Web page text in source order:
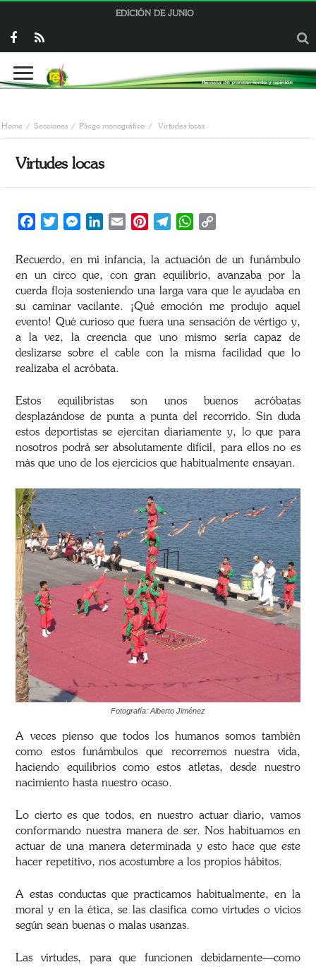
EDICIÓN DE JUNIO
Home Secciones Pliego monográfico Virtudes locas
Virtudes locas
FacebookTwitterMessengerLinkedIn
Email PinterestTelegramWhatsApp
Recuerdo, en mi infancia, la actuación de un funámbulo
en un circo que, con gran equilibrio, avanzaba por la
cuerda floja sosteniendo una larga vara que le ayudaba en
su caminar vacilante. ¡Qué emoción me produjo aquel
evento! Qué curioso que fuera una sensación de vértigo y,
a la vez, la creencia que uno mismo sería capaz de
deslizarse sobre el cable con la misma facilidad que lo
realizaba el acróbata.
Estos equilibristas son unos buenos acróbatas
desplazándose de punta a punta del recorrido. Sin duda
estos deportistas se ejercitan diariamente y, lo que para
nosotros podrá ser absolutamente difícil, para ellos no es
más que uno de los ejercicios que habitualmente ensayan.
Fotografía: Alberto Jiménez
A veces pienso que todos los humanos somos también
como estos funámbulos que recorremos nuestra vida,
haciendo equilibrios como estos atletas, desde nuestro
nacimiento hasta nuestro ocaso.
Lo cierto es que todos, en nuestro actuar diario, vamos
conformando nuestra manera de ser. Nos habituamos en
actuar de una manera determinada y esto hace que este
hacer repetitivo, nos acostumbre a los propios hábitos.
A estas conductas que practicamos habitualmente, en la
moral y en la ética, se las clasifica como virtudes o vicios
según sean buenas o malas usanzas.
Las virtudes, para que funcionen debidamente—como